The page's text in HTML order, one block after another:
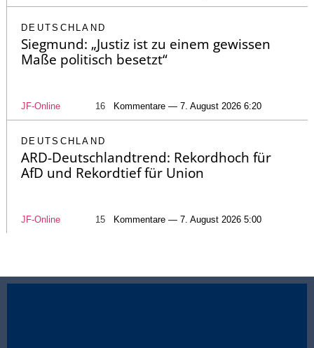
DEUTSCHLAND
Siegmund: „Justiz ist zu einem gewissen
Maße politisch besetzt“
JF-Online 16 Kommentare — 7. August 2026 6:20
DEUTSCHLAND
ARD-Deutschlandtrend: Rekordhoch für
AfD und Rekordtief für Union
JF-Online 15 Kommentare — 7. August 2026 5:00